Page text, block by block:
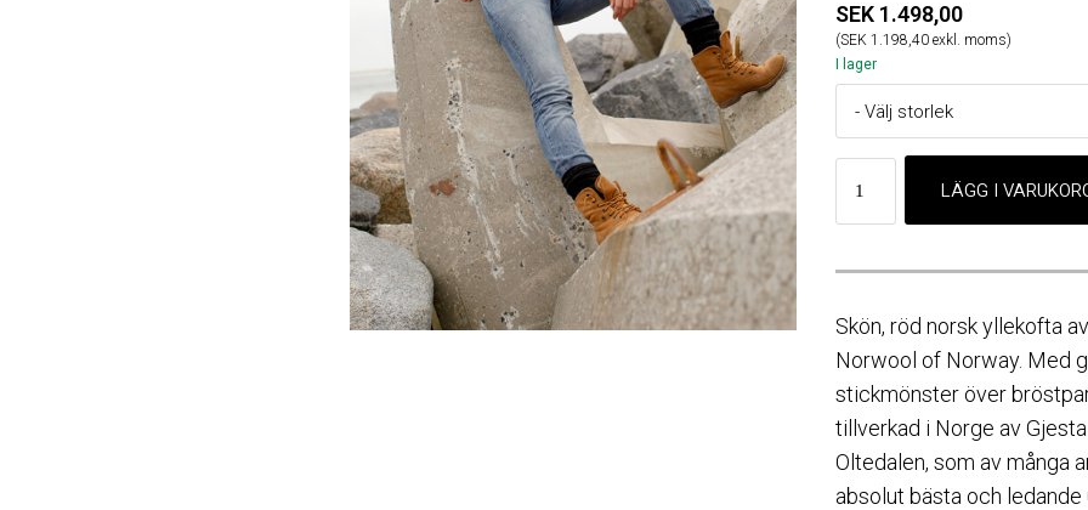
SEK 1.498,00
(SEK 1.198,40 exkl. moms)
I lager
Skön, röd norsk yllekofta
Norwool of Norway. Med
stickmönster över
tillverkad i Norge av
Oltedalen, som av många
absolut bästa och